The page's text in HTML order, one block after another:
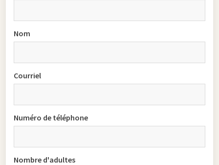
Nom
Courriel
Numéro de téléphone
Nombre d'adultes